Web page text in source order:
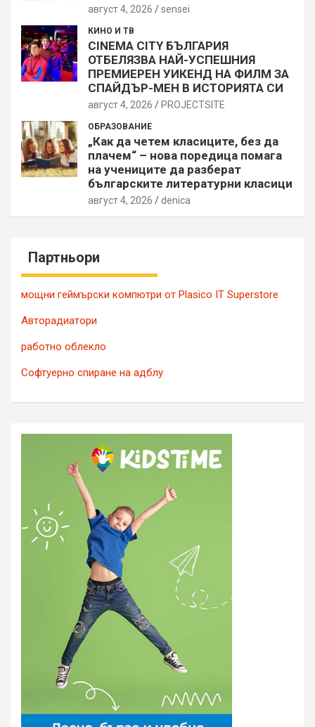
август 4, 2026 sensei
КИНО И ТВ
CINEMA CITY БЪЛГАРИЯ
ОТБЕЛЯЗВА НАЙ-УСПЕШНИЯ
ПРЕМИЕРЕН УИКЕНД НА ФИЛМ ЗА
СПАЙДЪР-МЕН В ИСТОРИЯТА СИ
август 4, 2026 PROJECTSITЕ
ОБРАЗОВАНИЕ
„Как да четем класиците, без да
плачем“ – нова поредица помага
на учениците да разберат
българските литературни класици
август 4, 2026 denica
Партньори
мощни геймърски компютри от Plasico IT Superstore
Авторадиатори
работно облекло
Софтуерно спиране на адблу